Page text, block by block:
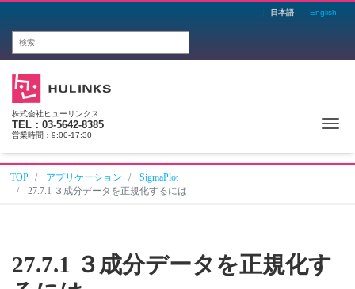
日本語 English
株式会社ヒューリンクス
TEL：03-5642-8385
営業時間：9:00-17:30
TOP アプリケーション
SigmaPlot
27.7.1 ３成分データを正規化するには
27.7.1 ３成分データを正規化す